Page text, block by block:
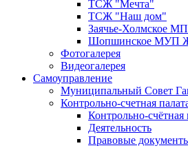
ТСЖ "Мечта"
ТСЖ "Наш дом"
Заячье-Холмское
Шопшинское МУП
Фотогалерея
Видеогалерея
Самоуправление
Муниципальный Совет
Контрольно-счетная
Контрольно-счётная
Деятельность
Правовые